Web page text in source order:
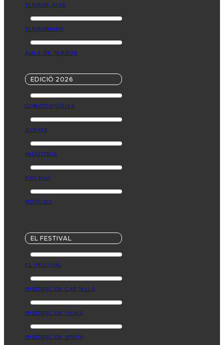
TERROR JOVE
TERRORKIDS
AULA DE TERROR
EDICIÓ 2026
CONVOCATÒRIES
JURATS
INDÚSTRIA
PREMSA
NOTÍCIES
EL FESTIVAL
EL FESTIVAL
HISTÒRIC DE CARTELLS
HISTÒRIC DE FILMS
HISTÒRIC DE SPOTS